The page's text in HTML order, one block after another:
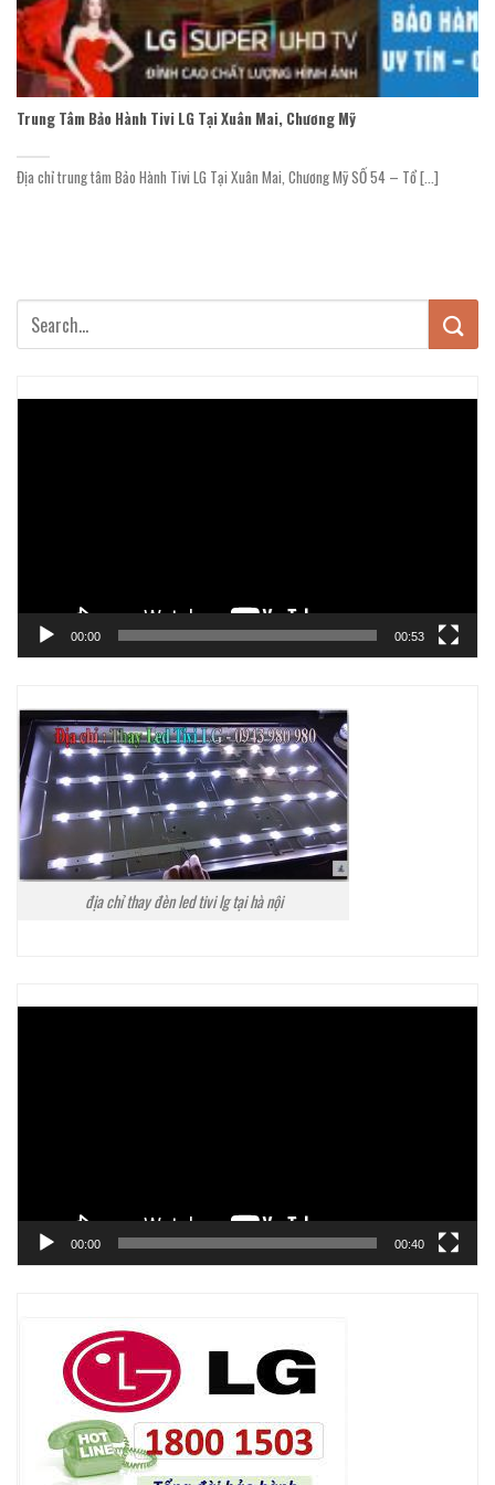
Trung Tâm Bảo Hành Tivi LG Tại Xuân Mai, Chương Mỹ
Địa chỉ trung tâm Bảo Hành Tivi LG Tại Xuân Mai, Chương Mỹ SỐ 54 – Tổ [...]
00:00 00:53
địa chỉ thay đèn led tivi lg tại hà nội
00:00 00:40